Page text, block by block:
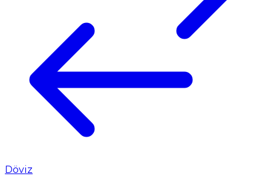
Döviz